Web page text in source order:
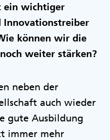
ein wichtiger
können wir die
weiter stärken?
neben der
auch wieder
gute Ausbildung
immer mehr